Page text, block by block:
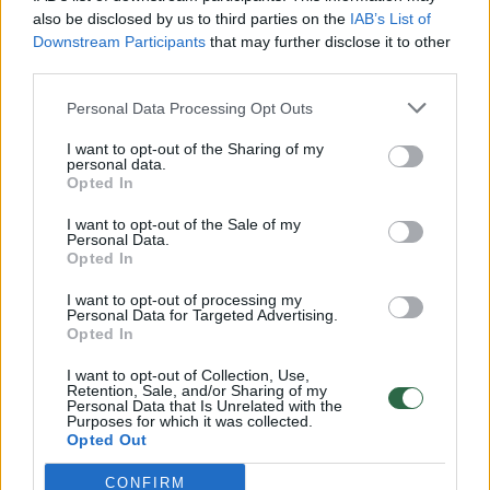
also be disclosed by us to third parties on the IAB’s List of
Downstream Participants that may further disclose it to other
Personal Data Processing Opt Outs
I want to opt-out of the Sharing of my
personal data.
Opted In
I want to opt-out of the Sale of my
Personal Data.
Opted In
I want to opt-out of processing my
Personal Data for Targeted Advertising.
Opted In
I want to opt-out of Collection, Use,
Retention, Sale, and/or Sharing of my
Personal Data that Is Unrelated with the
Purposes for which it was collected.
Opted Out
CONFIRM
Žinios | Lietuvos diena
00:00:57
Savaitės vidurys nusimato karštas: temperatūra kils iki
32 laipsnių šilumos
Žinios | Orai
00:00:59
Nufilmavo, kaip patvino Vilniaus Vakarinis aplinkkelis:
Žinios | Lietuvos diena
Avarija Vilniuje: į stotelę įsirėžęs automobilis sužalojo
dvi moteris
Žinios